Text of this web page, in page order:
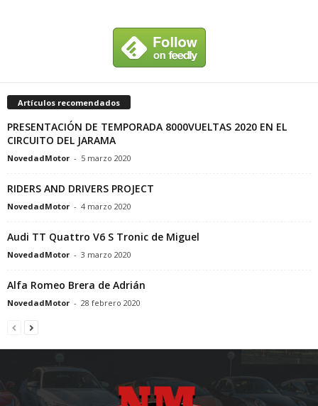
Artículos recomendados
PRESENTACIÓN DE TEMPORADA 8000VUELTAS 2020 EN EL
CIRCUITO DEL JARAMA
NovedadMotor - 5 marzo 2020
RIDERS AND DRIVERS PROJECT
NovedadMotor - 4 marzo 2020
Audi TT Quattro V6 S Tronic de Miguel
NovedadMotor - 3 marzo 2020
Alfa Romeo Brera de Adrián
NovedadMotor - 28 febrero 2020